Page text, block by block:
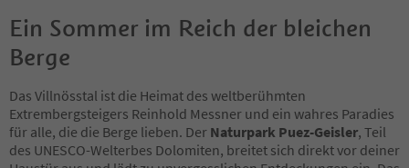
Ein Sommer im Reich der bleichen
Berge
Das Villnösstal ist die Heimat des weltberühmten
Extrembergsteigers Reinhold Messner und ein wahres Paradies
für alle, die die Berge lieben. Der Naturpark Puez-Geisler, Teil
des UNESCO-Welterbes Dolomiten, breitet sich direkt vor deiner